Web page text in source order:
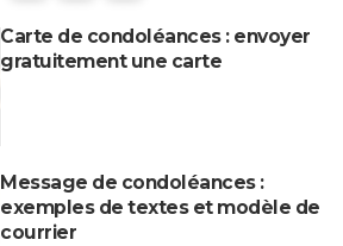
Carte de condoléances : envoyer
gratuitement une carte
Message de condoléances :
exemples de textes et modèle de
courrier